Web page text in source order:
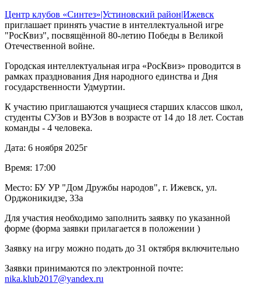
Центр клубов «Синтез»|Устиновский район|Ижевск
приглашает принять участие в интеллектуальной игре
"РосКвиз", посвящённой 80-летию Победы в Великой
Отечественной войне.
Городская интеллектуальная игра «РосКвиз» проводится в
рамках празднования Дня народного единства и Дня
государственности Удмуртии.
К участию приглашаются учащиеся старших классов школ,
студенты СУЗов и ВУЗов в возрасте от 14 до 18 лет. Состав
команды - 4 человека.
Дата: 6 ноября 2025г
Время: 17:00
Место: БУ УР "Дом Дружбы народов", г. Ижевск, ул.
Орджоникидзе, 33а
Для участия необходимо заполнить заявку по указанной
форме (форма заявки прилагается в положении )
Заявку на игру можно подать до 31 октября включительно
Заявки принимаются по электронной почте:
nika.klub2017@yandex.ru